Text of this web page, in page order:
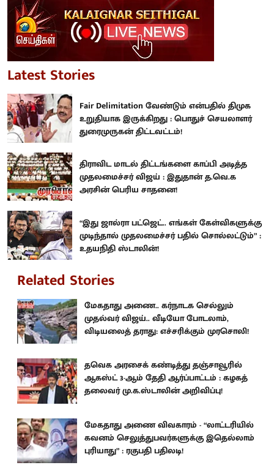
Latest Stories
Fair Delimitation வேண்டும் என்பதில் திமுக
உறுதியாக இருக்கிறது : பொதுச் செயலாளர்
துரைமுருகன் திட்டவட்டம்!
திராவிட மாடல் திட்டங்களை காப்பி அடித்த
முதலமைச்சர் விஜய் : இதுதான் த.வெ.க
அரசின் பெரிய சாதனை!
“இது ஜால்ரா பட்ஜெட்.. எங்கள் கேள்விகளுக்கு
முடிந்தால் முதலமைச்சர் பதில் சொல்லட்டும்” :
உதயநிதி ஸ்டாலின்!
Related Stories
மேகதாது அணை.. கர்நாடக செல்லும்
முதல்வர் விஜய்.. வீடியோ போடலாம்,
விடியலைத் தராது: எச்சரிக்கும் முரசொலி!
தவெக அரசைக் கண்டித்து தஞ்சாவூரில்
ஆகஸ்ட் 3-ஆம் தேதி ஆர்ப்பாட்டம் : கழகத்
தலைவர் மு.க.ஸ்டாலின் அறிவிப்பு!
மேகதாது அணை விவகாரம் - “லாட்டரியில்
கவனம் செலுத்துபவர்களுக்கு இதெல்லாம்
புரியாது” : ரகுபதி பதிலடி!